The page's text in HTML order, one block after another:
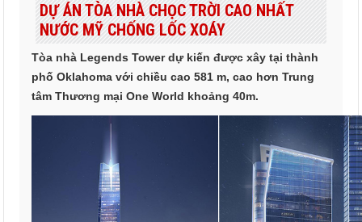
DỰ ÁN TÒA NHÀ CHỌC TRỜI CAO NHẤT
NƯỚC MỸ CHỐNG LỐC XOÁY
Tòa nhà Legends Tower dự kiến được xây tại thành
phố Oklahoma với chiều cao 581 m, cao hơn Trung
tâm Thương mại One World khoảng 40m.